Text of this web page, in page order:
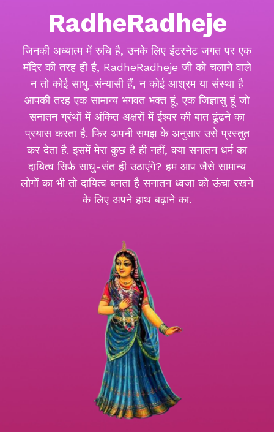
RadheRadheje
जिनकी अध्यात्म में रुचि है, उनके लिए इंटरनेट जगत पर एक
मंदिर की तरह ही है, RadheRadheje जी को चलाने वाले
न तो कोई साधु-संन्यासी हैं, न कोई आश्रम या संस्था है
आपकी तरह एक सामान्य भगवत भक्त हूं, एक जिज्ञासु हूं जो
सनातन ग्रंथों में अंकित अक्षरों में ईश्वर की बात ढूंढने का
प्रयास करता है. फिर अपनी समझ के अनुसार उसे प्रस्तुत
कर देता है. इसमें मेरा कुछ है ही नहीं, क्या सनातन धर्म का
दायित्व सिर्फ साधु-संत ही उठाएंगे? हम आप जैसे सामान्य
लोगों का भी तो दायित्व बनता है सनातन ध्वजा को ऊंचा रखने
के लिए अपने हाथ बढ़ाने का.